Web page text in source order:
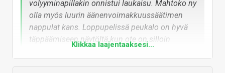
volyyminapillakin onnistui laukaisu. Mahtoko ny
olla myös luurin äänenvoimakkuussäätimen
nappulat kans. Loppupelissä peukalo on hyvä
täppäämiseen näytöltä kun ote on silloin
kahdella kädellä luja ja vakaa. Pakkasessa näpit
Klikkaa laajentaaksesi...